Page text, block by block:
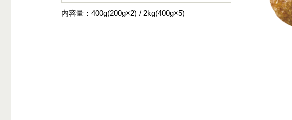
内容量 400g(200g×2) 2kg(400g×5)